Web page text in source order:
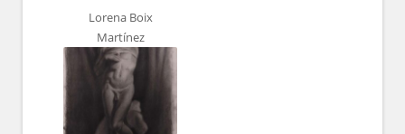
Lorena Boix
Martínez